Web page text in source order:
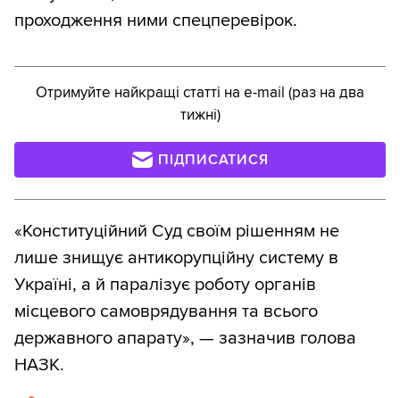
проходження ними спецперевірок.
Отримуйте найкращі статті на e-mail (раз на два
тижні)
ПІДПИСАТИСЯ
«Конституційний Суд своїм рішенням не
лише знищує антикорупційну систему в
Україні, а й паралізує роботу органів
місцевого самоврядування та всього
державного апарату», — зазначив голова
НАЗК.